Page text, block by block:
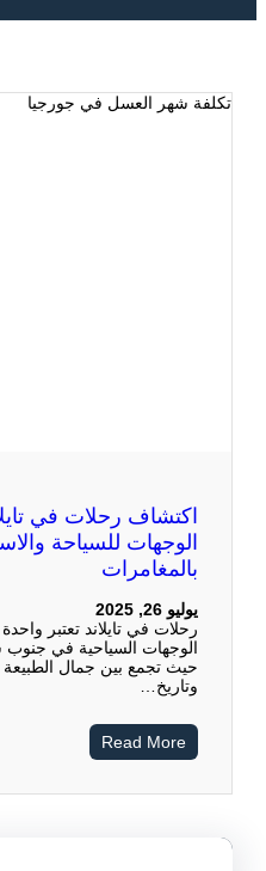
اكتشاف رحلات في
الوجهات للسياحة
بالمغامرات
يوليو 26, 2025
رحلات في تايلاند تعتبر
الوجهات السياحية في
حيث تجمع بين جمال الطبيعة
وتاريخ…
Read More